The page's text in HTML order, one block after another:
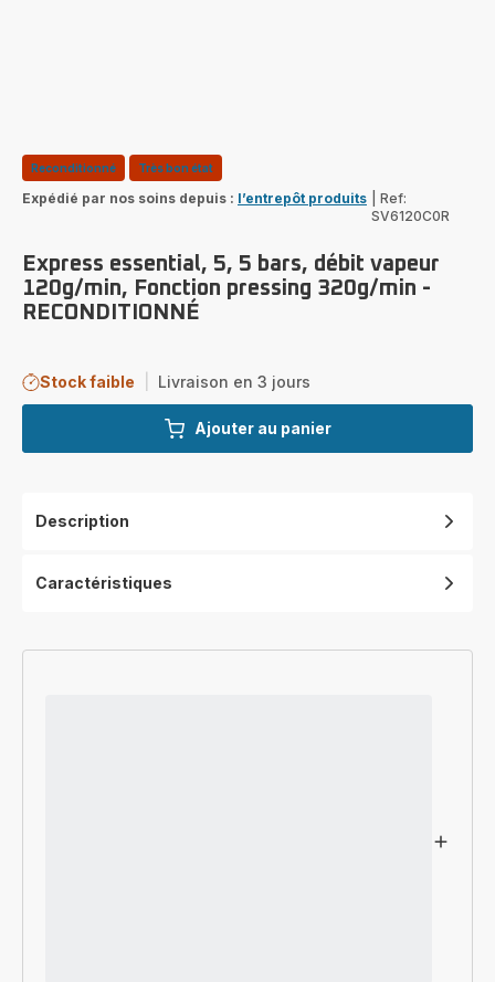
Reconditionné Très bon état
Expédié par nos soins depuis : l’entrepôt produits
Ref:
SV6120C0R
Express essential, 5, 5 bars, débit vapeur
120g/min, Fonction pressing 320g/min -
RECONDITIONNÉ
Stock faible Livraison en 3 jours
Ajouter au panier
Description
Caractéristiques